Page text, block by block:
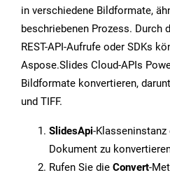
in verschiedene Bildformate,
beschriebenen Prozess. Durch
REST-API-Aufrufe oder SDKs
Aspose.Slides Cloud-APIs
Bildformate konvertieren,
und TIFF.
SlidesApi-Klasseninstanz
Dokument zu
Rufen Sie die Convert-